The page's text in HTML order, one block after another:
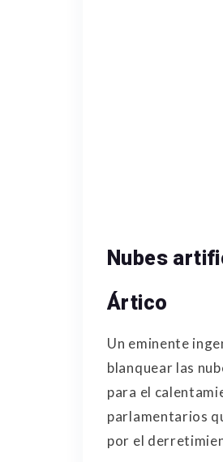
Nubes
Ártico
Un eminente
blanquear las
para el
parlamentarios
por el